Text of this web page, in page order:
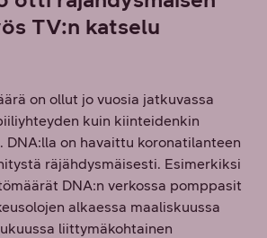
TV:n katselu
on ollut jo vuosia jatkuvassa
kuin kiinteidenkin
DNA:lla on havaittu koronatilanteen
räjähdysmäisesti. Esimerkiksi
DNA:n verkossa pomppasit
alkaessa maaliskuussa
liittymäkohtainen